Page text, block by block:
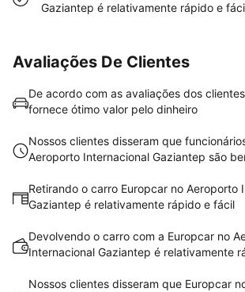
Gaziantep é relativamente rápido e
Avaliações De Clientes
De acordo com as avaliações dos
fornece ótimo valor pelo dinheiro
Nossos clientes disseram que
Aeroporto Internacional Gaziantep são
Retirando o carro Europcar no Aeroporto
Gaziantep é relativamente rápido e fácil
Devolvendo o carro com a Europcar no
Internacional Gaziantep é relativamente
Nossos clientes disseram que Europcar